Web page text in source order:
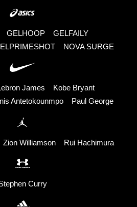
GELHOOP
GELFAILY
NOVA SURGE
James
Kobe Bryant
Antetokounmpo Paul George
Zion Williamson Rui Hachimura
Curry